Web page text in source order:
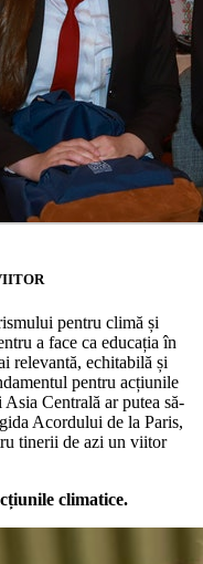
pentru climă și
a face ca educația în
relevantă, echitabilă și
pentru acțiunile
Centrală ar putea să-
Acordului de la Paris,
tinerii de azi un viitor
climatice.